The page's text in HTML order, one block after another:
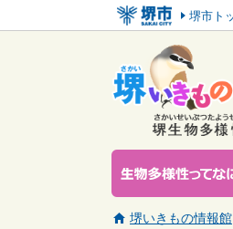
堺市ト
堺いきもの情報館